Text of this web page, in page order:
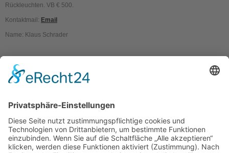
Rückleuchten. VB € 500.
Kontaktmail: Email
Name: Klaus Schrader
Kontakt
Mitgliederbereich